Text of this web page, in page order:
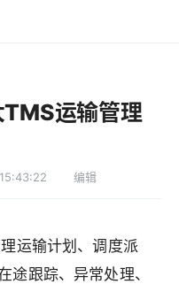
运输管理
编辑
运输计划、调度派
途跟踪、异常处理、